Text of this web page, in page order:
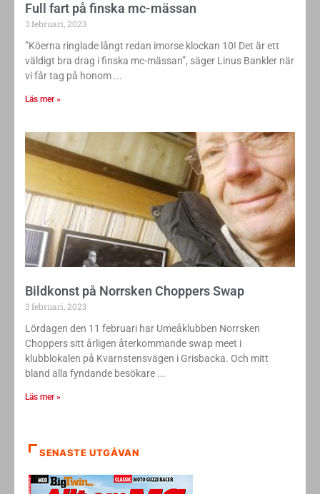
Full fart på finska mc-mässan
3 februari, 2023
”Köerna ringlade långt redan imorse klockan 10! Det är ett
väldigt bra drag i finska mc-mässan”, säger Linus Bankler när
vi får tag på honom
Läs mer »
Bildkonst på Norrsken Choppers Swap
3 februari, 2023
Lördagen den 11 februari har Umeåklubben Norrsken
Choppers sitt årligen återkommande swap meet i
klubblokalen på Kvarnstensvägen i Grisbacka. Och mitt
bland alla fyndande besökare
Läs mer »
SENASTE UTGÅVAN